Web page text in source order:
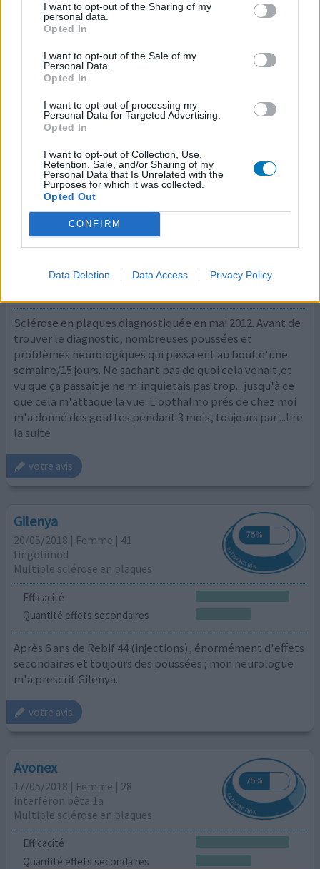
I want to opt-out of the Sharing of my
personal data.
Opted In
I want to opt-out of the Sale of my
Personal Data.
Opted In
I want to opt-out of processing my
Personal Data for Targeted Advertising.
Opted In
I want to opt-out of Collection, Use,
Retention, Sale, and/or Sharing of my
Personal Data that Is Unrelated with the
Purposes for which it was collected.
Opted Out
CONFIRM
Data Deletion Data Access Privacy Policy
On m'a diagnostiqué la SEP il y a bientôt 2 ans, j'ai
d'abord été sous Aubagio quelques mois ...un calvaire !
nouvelles lésions aux iRM... on m'a donc changé de
traitement pour le Gilenya que je prends depuis environ 1
forme, je n'ai plus de nouvelle lésion, bref je
...lire la suite
Betaferon
01/10/2018 | Homme | 47
interféron bêta 1b
Multiple sclérose en plaques
Efficacité
Sclérose en plaques diagnostiquée en mai 2012. Avant de
trouver le diagnostic, nombreuses poussées et
problèmes neurologiques qui passaient au bout d'une
semaine/15 jours. Ne sachant pas de quoi cela venait,et
vu que ça passait je ne m'inquietais pas trop... jusqu'à ce
que cela m'attaque la vue. L'opthalmo prés de chez moi
m'a donné des gouttes pendant 3 mois, toujours par...lire
la suite
votre avis
Gilenya
20/05/2018 | Femme | 41
fingolimod
Multiple sclérose en plaques
Efficacité
Quantité effets secondaires
Après 6 ans de Rebif 44 (injections), énormément d'effets
secondaires et toujours des poussées ; mon neurologue
m'a prescrit Gilenya.
votre avis
Avonex
17/05/2018 | Femme | 28
interféron bêta 1a
Multiple sclérose en plaques
Efficacité
Quantité effets secondaires